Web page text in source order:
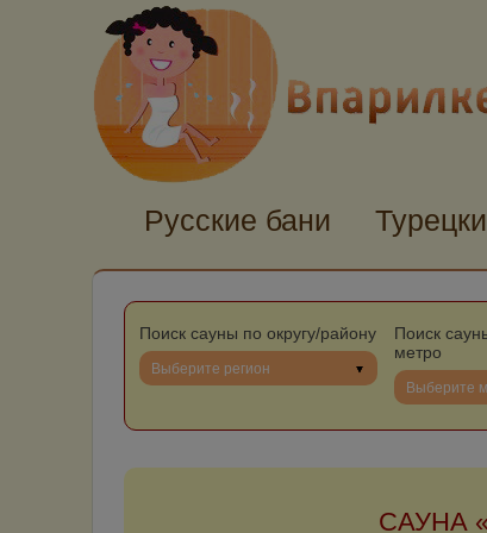
Русские бани
Поиск сауны по округу/району
Выберите регион
Поиск
метро
Выберите
САУНА